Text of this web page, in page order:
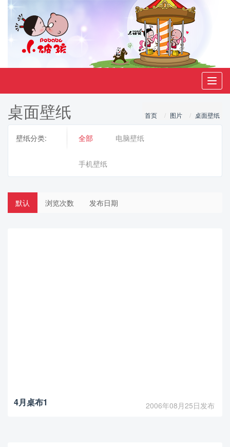
桌面壁纸 首页 图片 桌面壁纸
壁纸分类: 全部 电脑壁纸
手机壁纸
默认 浏览次数 发布日期
4月桌布1 2006年08月25日发布